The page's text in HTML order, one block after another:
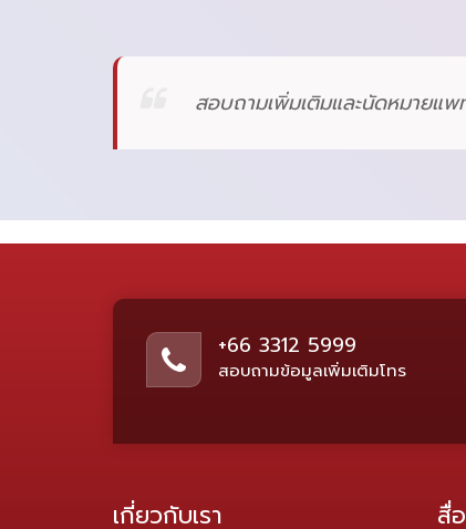
สอบถามเพิ่มเติมและนัดหมายแ
+66 3312 5999
สอบถามข้อมูลเพิ่มเติมโทร
เกี่ยวกับเรา สื่